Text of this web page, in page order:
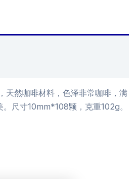
天然咖啡材料，色泽非常咖啡，满
尺寸10mm*108颗，克重102g。